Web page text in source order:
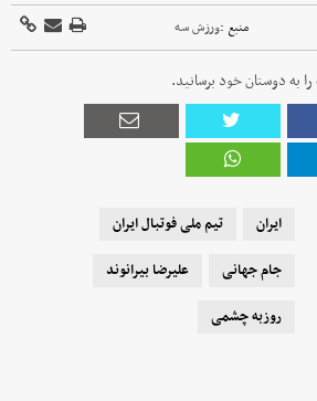
منبع :ورزش سه
به دوستان خود برسانید.
ایران
تیم ملی فوتبال ایران
جام جهانی
علیرضا بیرانوند
روزبه چشمی